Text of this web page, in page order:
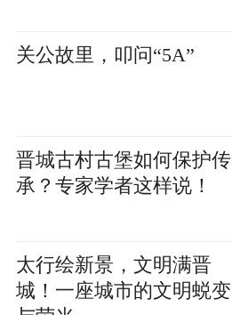
关公故里，叩问“5A”
晋城古村古堡如何保护传
承？专家学者这样说！
太行绘新景，文明满晋
城！一座城市的文明蜕变